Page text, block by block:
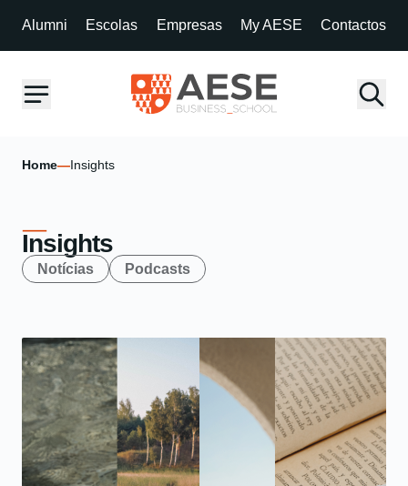
Alumni Escolas Empresas My AESE Contactos
Home—Insights
Insights
Notícias Podcasts